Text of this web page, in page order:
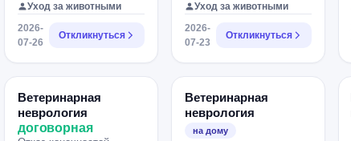
Уход за животными
2026-
07-26
Откликнуться
и дефикация когда
непроизвольно, когда на
лоток бывает чуть сам
наполнен, а потом
отжимаю в ручную.
Травма была в апреле.
Прозерин и бетанихол не
помог.
Уход за животными
2026-
07-23
Откликнуться
Ветеринарная
неврология
договорная
Ветеринарная
неврология
на дому